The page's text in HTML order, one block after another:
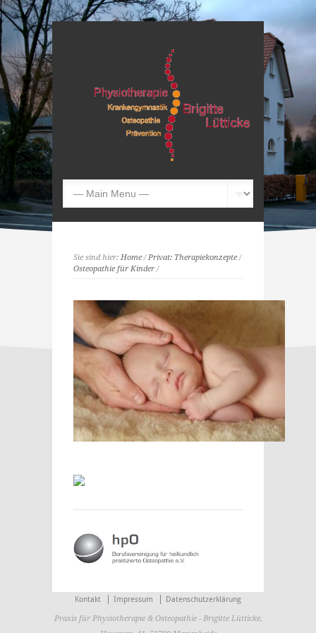
Sie sind hier: Home/Privat: Therapiekonzepte/
Osteopathie für Kinder/
Kontakt Impressum Datenschutzerklärung
Praxis für Physiotherapie & Osteopathie - Brigitte Lütticke,